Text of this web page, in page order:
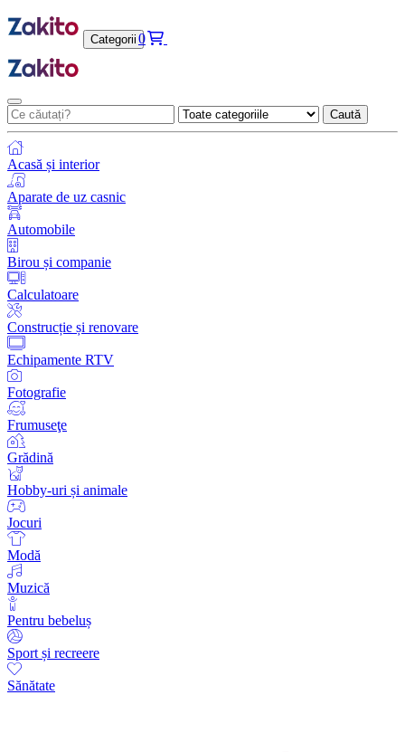
Categorii 0
Caută
Acasă și interior
Aparate de uz casnic
Automobile
Birou și companie
Calculatoare
Construcție și renovare
Echipamente RTV
Fotografie
Frumuseţe
Grădină
Hobby-uri și animale
Jocuri
Modă
Muzică
Pentru bebeluș
Sport și recreere
Sănătate